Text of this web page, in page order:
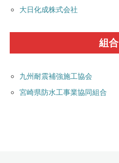
大日化成株式会社
組合
九州耐震補強施工協会
宮崎県防水工事業協同組合